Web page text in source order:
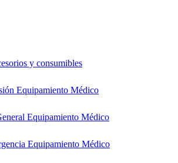
y consumibles
Equipamiento Médico
Equipamiento Médico
Equipamiento Médico